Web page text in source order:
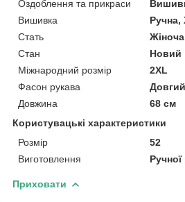
Оздоблення та прикраси
Вишивка
Ручна,
Стать
Жіноча
Стан
Новий
Міжнародний розмір
2XL
Фасон рукава
Довгий
Довжина
68 см
Користувацькі характеристики
Розмір
52
Виготовлення
Приховати